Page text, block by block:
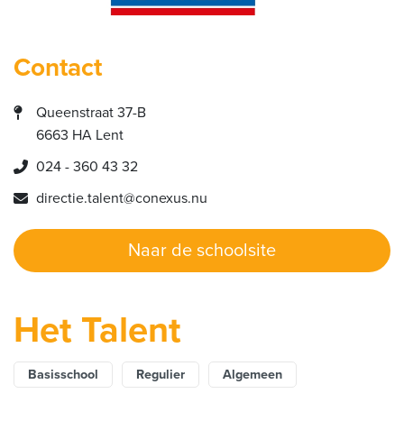
Contact
Queenstraat 37-B
6663 HA Lent
024 - 360 43 32
directie.talent@conexus.nu
Naar de schoolsite
Het Talent
Basisschool Regulier Algemeen